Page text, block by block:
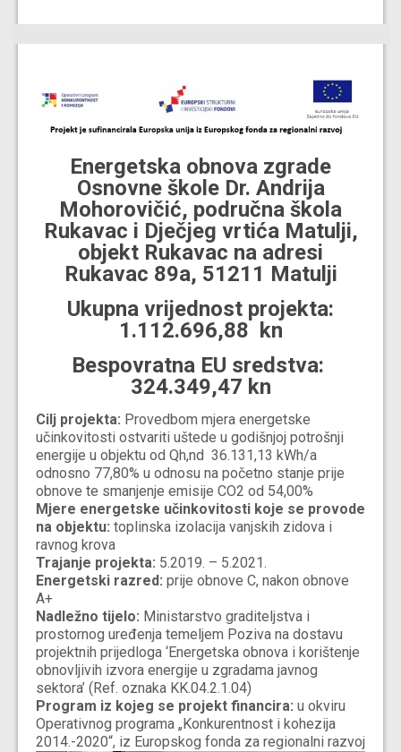
Energetska obnova zgrade
Osnovne škole Dr. Andrija
Mohorovičić, područna škola
Rukavac i Dječjeg vrtića Matulji,
objekt Rukavac na adresi
Rukavac 89a, 51211 Matulji
Ukupna vrijednost projekta:
1.112.696,88 kn
Bespovratna EU sredstva:
324.349,47 kn
Cilj projekta: Provedbom mjera energetske
učinkovitosti ostvariti uštede u godišnjoj potrošnji
energije u objektu od Qh,nd 36.131,13 kWh/a
odnosno 77,80% u odnosu na početno stanje prije
obnove te smanjenje emisije CO2 od 54,00%
Mjere energetske učinkovitosti koje se provode
na objektu: toplinska izolacija vanjskih zidova i
ravnog krova
Trajanje projekta: 5.2019. – 5.2021.
Energetski razred: prije obnove C, nakon obnove
A+
Nadležno tijelo: Ministarstvo graditeljstva i
prostornog uređenja temeljem Poziva na dostavu
projektnih prijedloga ‘Energetska obnova i korištenje
obnovljivih izvora energije u zgradama javnog
sektora’ (Ref. oznaka KK.04.2.1.04)
Program iz kojeg se projekt financira: u okviru
Operativnog programa „Konkurentnost i kohezija
2014.-2020“, iz Europskog fonda za regionalni razvoj